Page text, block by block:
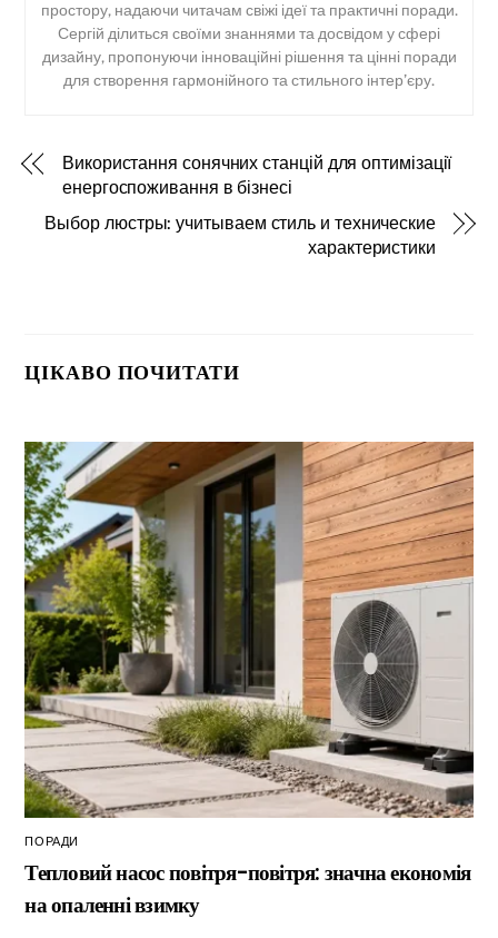
простору, надаючи читачам свіжі ідеї та практичні поради.
Сергій ділиться своїми знаннями та досвідом у сфері
дизайну, пропонуючи інноваційні рішення та цінні поради
для створення гармонійного та стильного інтер’єру.
Використання сонячних станцій для оптимізації
енергоспоживання в бізнесі
Выбор люстры: учитываем стиль и технические
характеристики
ЦІКАВО ПОЧИТАТИ
ПОРАДИ
Тепловий насос повітря-повітря: значна економія
на опаленні взимку